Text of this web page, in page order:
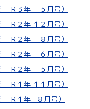
Ｒ３年 ５月号）
２年 １２月号）
Ｒ２年 ８月号）
Ｒ２年 ６月号）
Ｒ２年 ５月号）
１年 １１月号）
Ｒ１年 ８月号）